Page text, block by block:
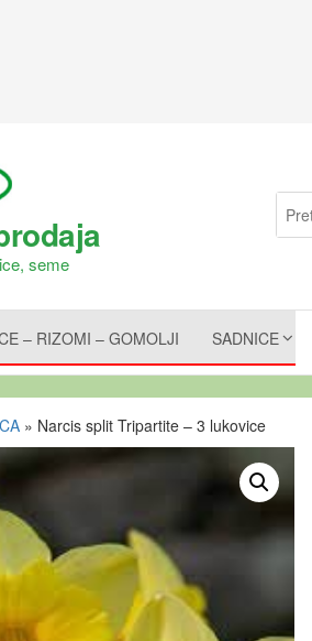
seme
– RIZOMI – GOMOLJI SADNICE
» Narcis split Tripartite – 3 lukovice